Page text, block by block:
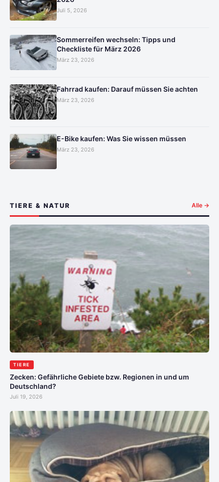
Juli 5, 2026
Sommerreifen wechseln: Tipps und
Checkliste für März 2026
März 23, 2026
Fahrrad kaufen: Darauf müssen Sie achten
März 23, 2026
E-Bike kaufen: Was Sie wissen müssen
März 23, 2026
TIERE & NATUR Alle →
TIERE
Zecken: Gefährliche Gebiete bzw. Regionen in und um
Deutschland?
Juli 19, 2026